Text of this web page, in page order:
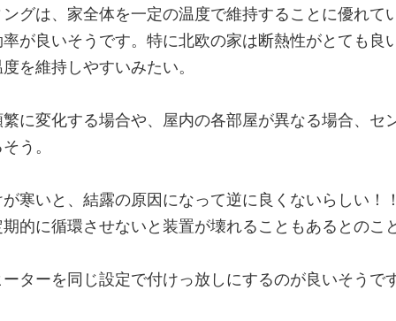
グは、家全体を一定の温度で維持することに優れて
が良いそうです。特に北欧の家は断熱性がとても良
を維持しやすいみたい。
に変化する場合や、屋内の各部屋が異なる場合、セ
う。
寒いと、結露の原因になって逆に良くないらしい！
的に循環させないと装置が壊れることもあるとのこ
ターを同じ設定で付けっ放しにするのが良いそうです